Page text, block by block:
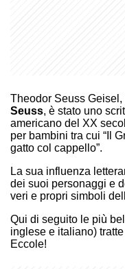
Theodor Seuss
Seuss, è stato uno
americano del XX
per bambini tra cui “Il
gatto col cappello”.
La sua influenza
dei suoi personaggi e
veri e propri simboli
Qui di seguito le più
inglese e italiano)
Eccole!